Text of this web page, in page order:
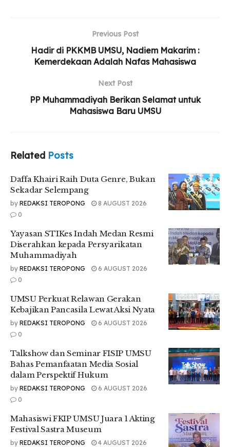
Yayasan STIKes Indah Medan Resmi Diserahkan
kepada Persyarikatan Muhammadiyah
UMSU Perkuat Relawan Gerakan Kebajikan
“Menurut saya, PKKMB online yang diadakan pihak kampus
sangat keren dan luar biasa susunan acaranya. Namun,
kayaknya lebih asik di adakan offline,” ungkapnya.
Nahdansyah Abdul Rauf Nasution mahasiswa FISIP
program studi Ilmu Komunikasi juga memberikan apresiasi
untuk panitia PKKMB.
Previous Post
Hadir di PKKMB UMSU, Nadiem Makarim :
Kemerdekaan Adalah Nafas Mahasiswa
Next Post
PP Muhammadiyah Berikan Selamat untuk
Mahasiswa Baru UMSU
Related Posts
Daffa Khairi Raih Duta Genre, Bukan
Sekadar Selempang
by REDAKSI TEROPONG
8 AUGUST 2026
0
Yayasan STIKes Indah Medan Resmi
Diserahkan kepada Persyarikatan
Muhammadiyah
by REDAKSI TEROPONG
6 AUGUST 2026
0
UMSU Perkuat Relawan Gerakan
Kebajikan Pancasila Lewat Aksi Nyata
by REDAKSI TEROPONG
6 AUGUST 2026
0
Talkshow dan Seminar FISIP UMSU
Bahas Pemanfaatan Media Sosial
dalam Perspektif Hukum
by REDAKSI TEROPONG
6 AUGUST 2026
0
Mahasiswi FKIP UMSU Juara 1 Akting
Festival Sastra Museum
by REDAKSI TEROPONG 4 AUGUST 2026